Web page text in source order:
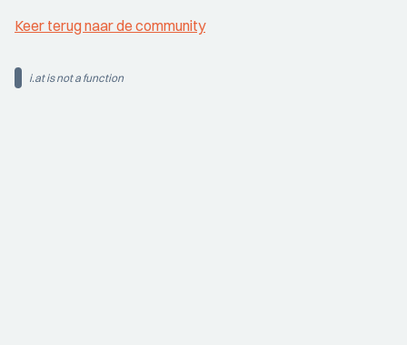
Keer terug naar de community
i.at is not a function